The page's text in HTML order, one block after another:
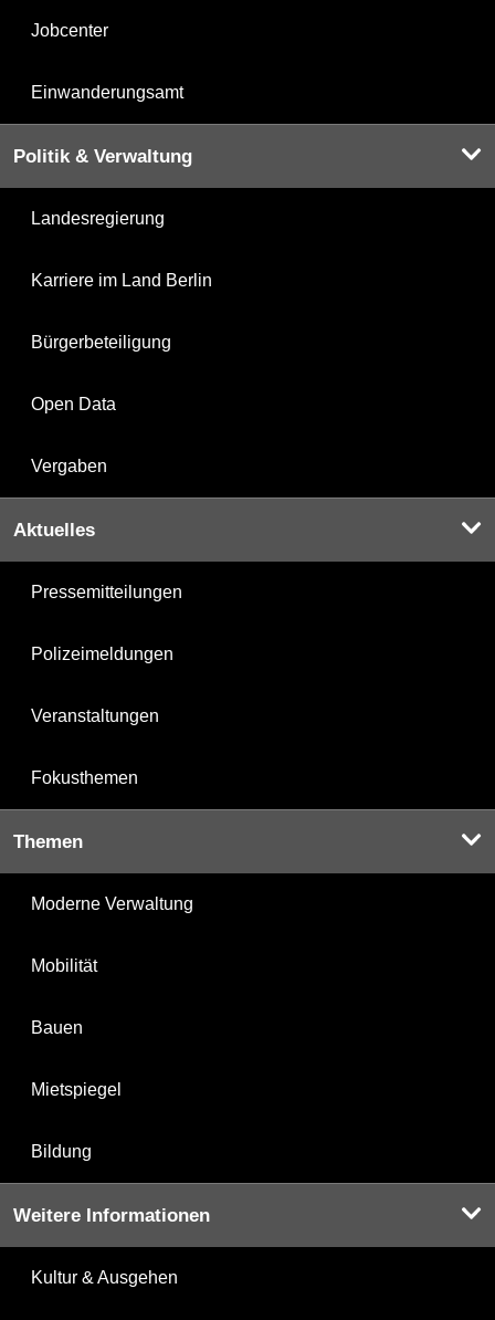
Jobcenter
Einwanderungsamt
Politik & Verwaltung
Landesregierung
Karriere im Land Berlin
Bürgerbeteiligung
Open Data
Vergaben
Aktuelles
Pressemitteilungen
Polizeimeldungen
Veranstaltungen
Fokusthemen
Themen
Moderne Verwaltung
Mobilität
Bauen
Mietspiegel
Bildung
Weitere Informationen
Kultur & Ausgehen